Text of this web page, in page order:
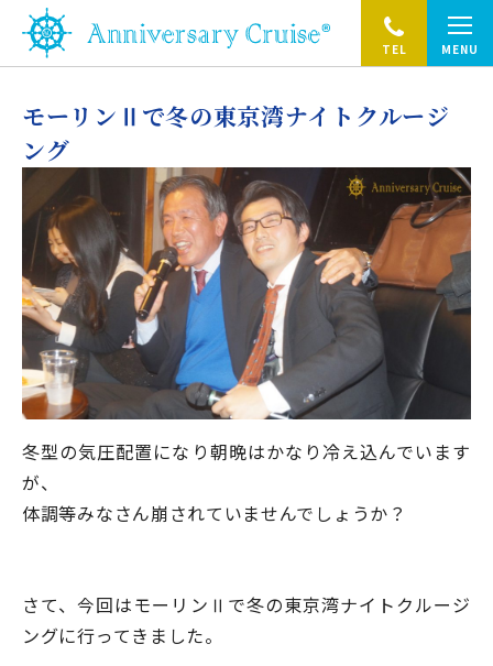
TEL MENU
モーリンⅡで冬の東京湾ナイトクルージ
ング
冬型の気圧配置になり朝晩はかなり冷え込んでいます
が、
体調等みなさん崩されていませんでしょうか？
さて、今回はモーリンⅡで冬の東京湾ナイトクルージ
ングに行ってきました。